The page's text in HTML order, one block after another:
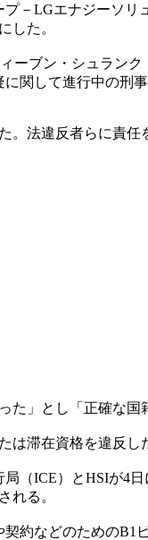
－LGエナジーソ
した。
ーブン・シュラン
関して進行中の刑
。法違反者らに責
た」とし「正確な
は滞在資格を違反し
（ICE）とHSIが4
れる。
約などのためのB1